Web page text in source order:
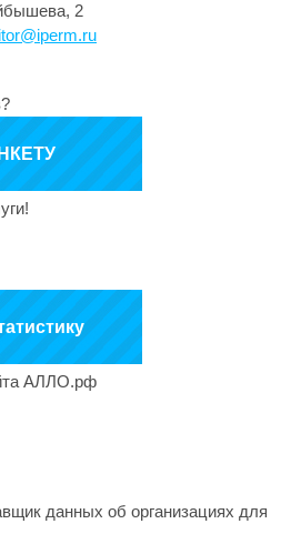
2
АЛЛО.рф
данных об организациях для